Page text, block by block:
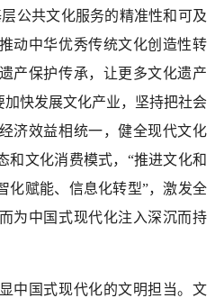
公共文化服务的精准性和可及
动中华优秀传统文化创造性转
产保护传承，让更多文化遗产
加快发展文化产业，坚持把社会
济效益相统一，健全现代文化
和文化消费模式，“推进文化和
化赋能、信息化转型”，激发全
为中国式现代化注入深沉而持
中国式现代化的文明担当。文